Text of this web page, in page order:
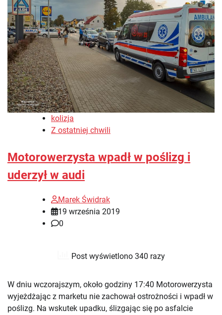
kolizja
Z ostatniej chwili
Motorowerzysta wpadł w poślizg i
uderzył w audi
Marek Świdrak
19 września 2019
0
Post wyświetlono 340 razy
W dniu wczorajszym, około godziny 17:40 Motorowerzysta
wyjeżdżając z marketu nie zachował ostrożności i wpadł w
poślizg. Na wskutek upadku, ślizgając się po asfalcie